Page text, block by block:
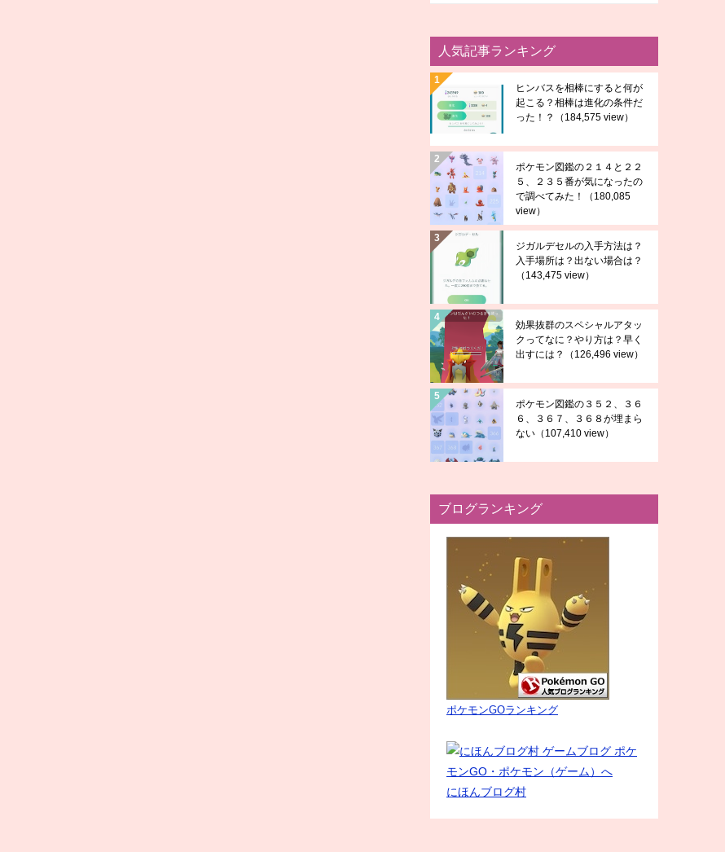
人気記事ランキング
ヒンバスを相棒にすると何が
起こる？相棒は進化の条件だ
った！？
（184,575 view）
ポケモン図鑑の２１４と２２
５、２３５番が気になったの
で調べてみた！
（180,085
view）
ジガルデセルの入手方法は？
入手場所は？出ない場合は？
（143,475 view）
効果抜群のスペシャルアタッ
クってなに？やり方は？早く
出すには？
（126,496 view）
ポケモン図鑑の３５２、３６
６、３６７、３６８が埋まら
ない （107,410 view）
ブログランキング
ポケモンGOランキング
にほんブログ村